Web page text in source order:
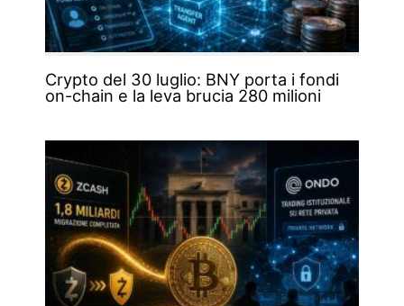
Crypto del 30 luglio: BNY porta i fondi
on-chain e la leva brucia 280 milioni